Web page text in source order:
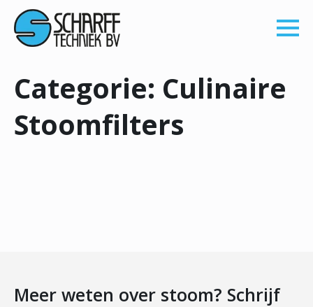
Categorie: Culinaire
Stoomfilters
Meer weten over stoom? Schrijf